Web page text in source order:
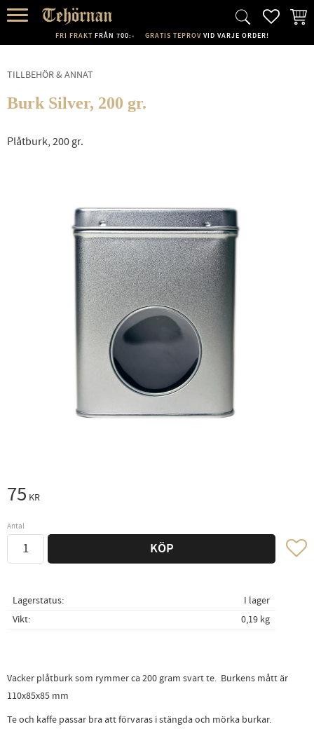
FRI FRAKT FRÅN 700:- GRATIS TEPROV VID VARJE ORDER!
TILLBEHÖR & ANNAT
Burk Silver, 200 gr.
Plåtburk, 200 gr.
75 KR
Antal
KÖP Lägg
Lagerstatus
I lager
Vikt
0,19 kg
Vacker plåtburk som rymmer ca 200 gram svart te. Burkens mått är
110x85x85 mm
Te och kaffe passar bra att förvaras i stängda och mörka burkar.